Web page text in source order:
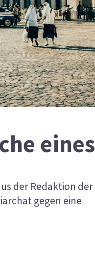
eines
der Redaktion der
gegen eine